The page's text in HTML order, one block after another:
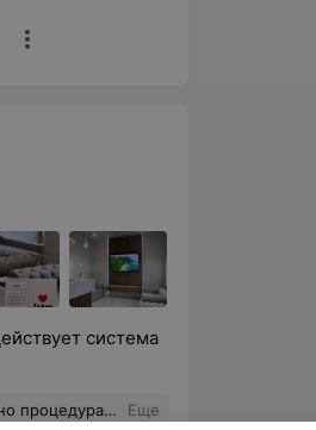
система
осталось. Рекомендую! Еще